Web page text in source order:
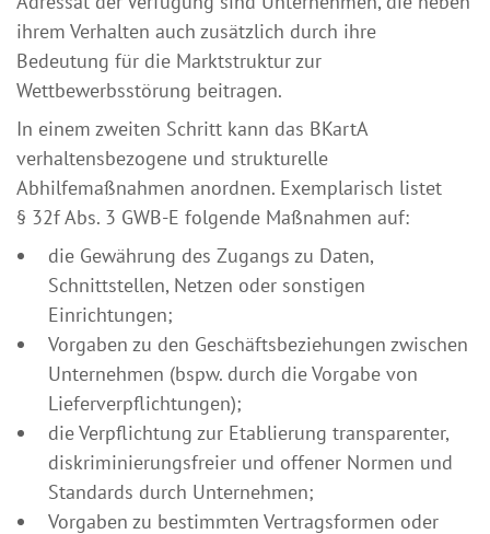
ihrem Verhalten auch zusätzlich durch ihre
Bedeutung für die Marktstruktur zur
Wettbewerbsstörung beitragen.
In einem zweiten Schritt kann das BKartA
verhaltensbezogene und strukturelle
Abhilfemaßnahmen anordnen. Exemplarisch listet
§ 32f Abs. 3 GWB-E folgende Maßnahmen auf:
die Gewährung des Zugangs zu Daten,
Schnittstellen, Netzen oder sonstigen
Einrichtungen;
Vorgaben zu den Geschäftsbeziehungen zwischen
Unternehmen (bspw. durch die Vorgabe von
Lieferverpflichtungen);
die Verpflichtung zur Etablierung transparenter,
diskriminierungsfreier und offener Normen und
Standards durch Unternehmen;
Vorgaben zu bestimmten Vertragsformen oder